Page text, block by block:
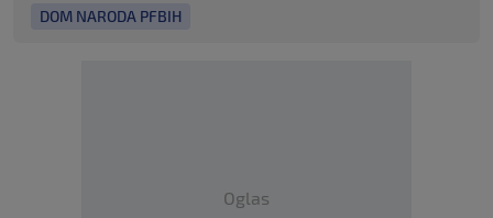
DOM NARODA PFBIH
Oglas